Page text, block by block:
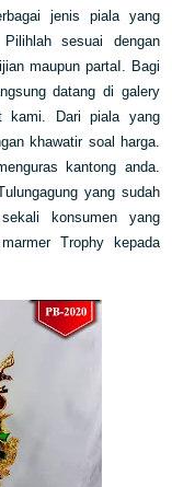
jenis piala yang
sesuai dengan
maupun partaI. Bagi
datang di galery
kami. Dari piala yang
khawatir soal harga.
kantong anda.
yang sudah
konsumen yang
Trophy kepada